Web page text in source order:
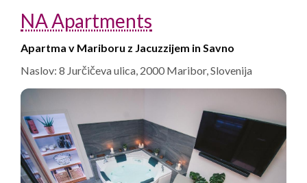
NA Apartments
Apartma v Mariboru z Jacuzzijem in Savno
Naslov: 8 Jurčičeva ulica, 2000 Maribor, Slovenija